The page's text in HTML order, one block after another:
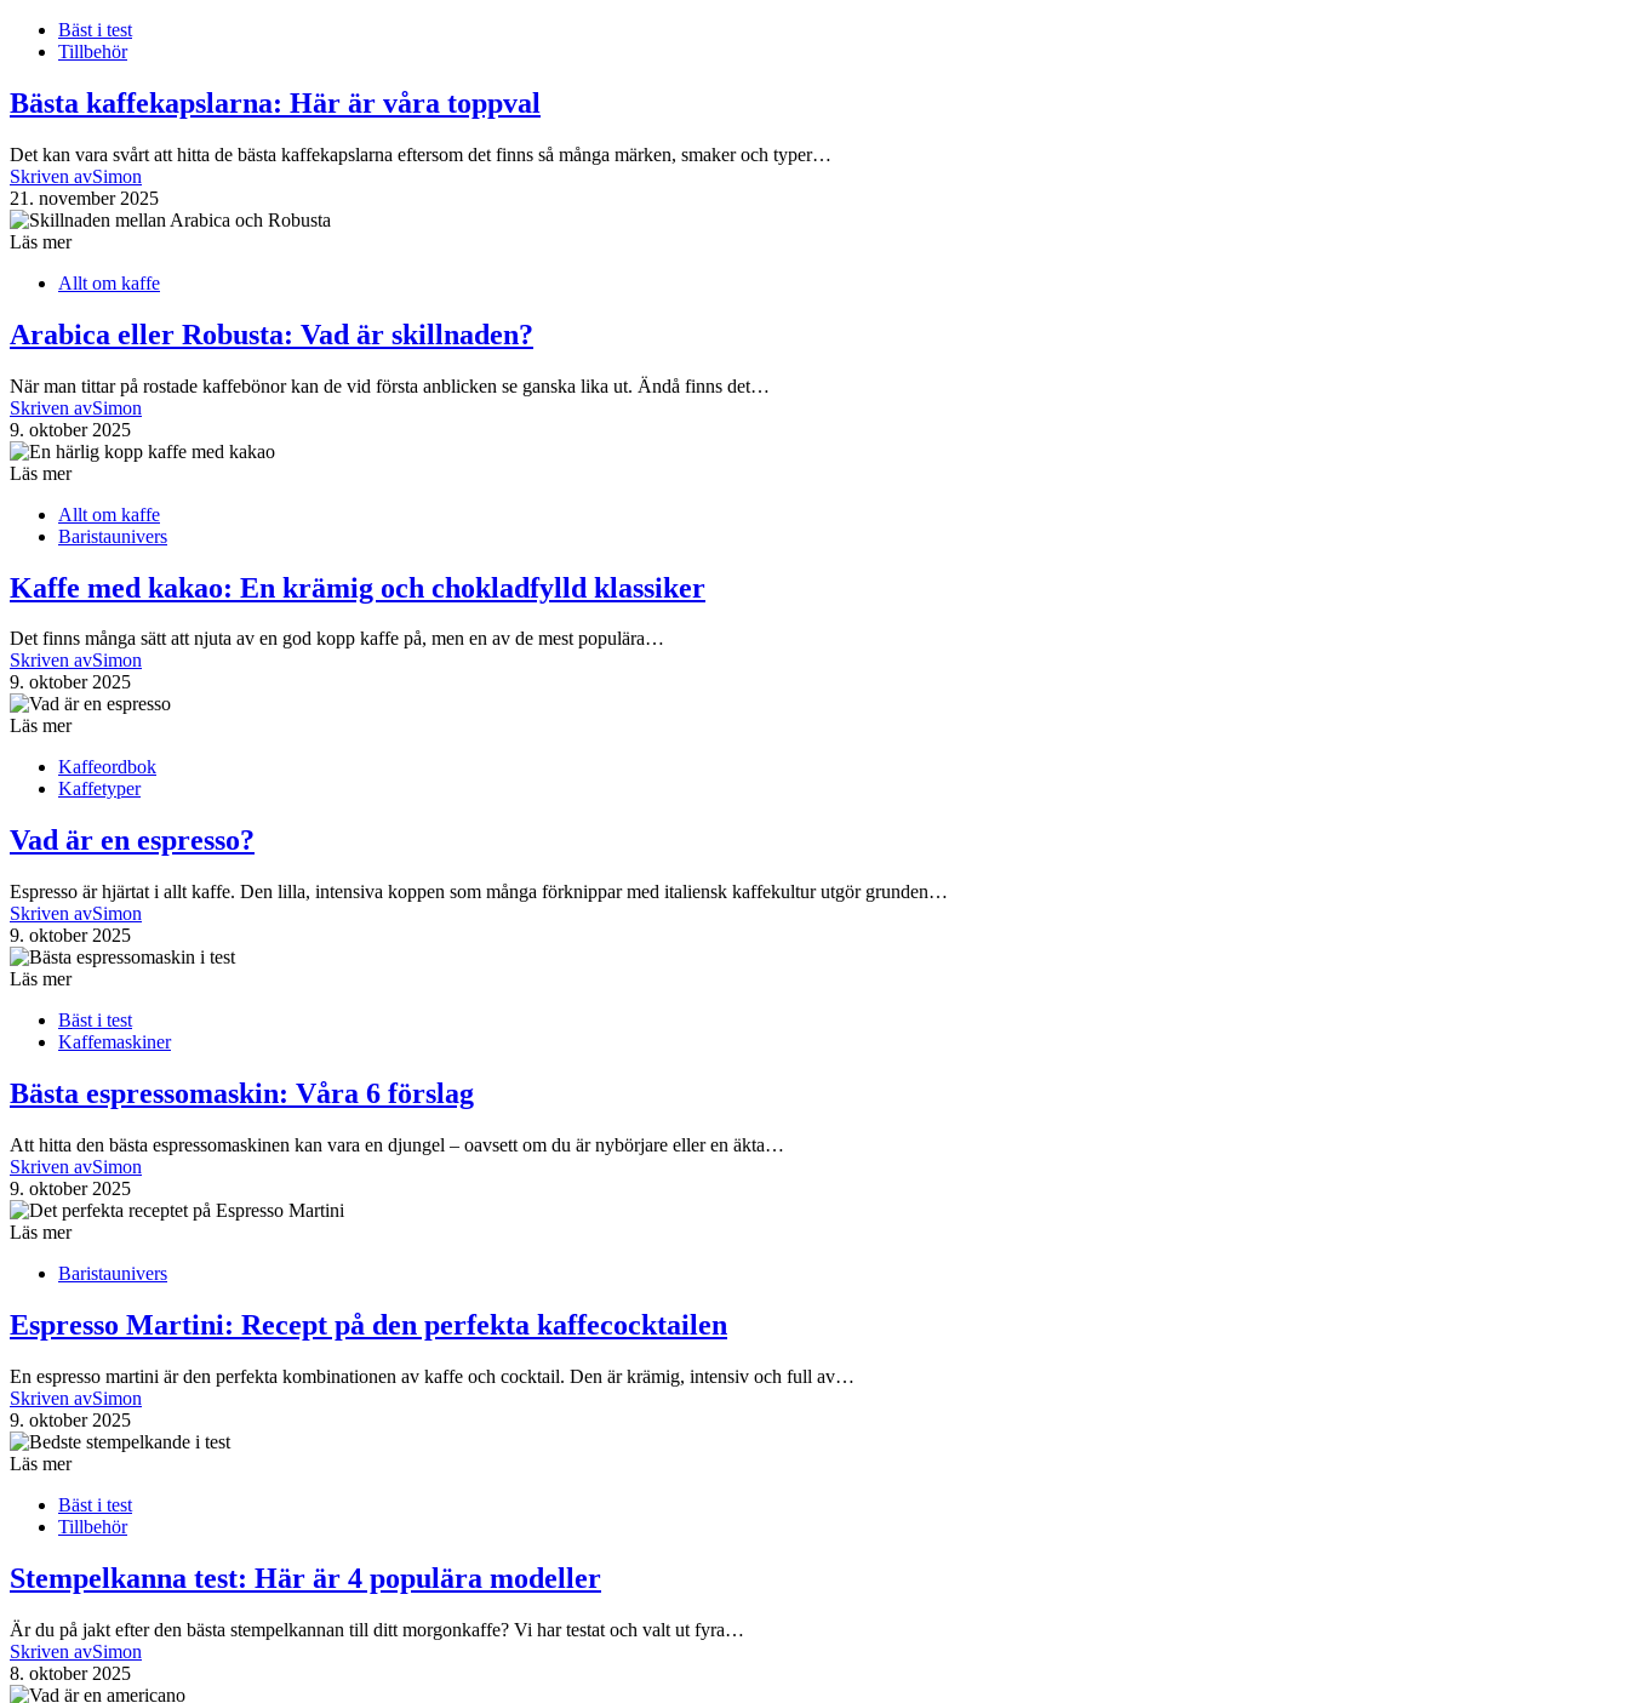
Bäst i test
Tillbehör
Bästa kaffekapslarna: Här är våra toppval
Det kan vara svårt att hitta de bästa kaffekapslarna eftersom det finns så många märken, smaker och typer…
Skriven avSimon
21. november 2025
Läs mer
Allt om kaffe
Arabica eller Robusta: Vad är skillnaden?
När man tittar på rostade kaffebönor kan de vid första anblicken se ganska lika ut. Ändå finns det…
Skriven avSimon
9. oktober 2025
Läs mer
Allt om kaffe
Baristaunivers
Kaffe med kakao: En krämig och chokladfylld klassiker
Det finns många sätt att njuta av en god kopp kaffe på, men en av de mest populära…
Skriven avSimon
9. oktober 2025
Läs mer
Kaffeordbok
Kaffetyper
Vad är en espresso?
Espresso är hjärtat i allt kaffe. Den lilla, intensiva koppen som många förknippar med italiensk kaffekultur utgör grunden…
Skriven avSimon
9. oktober 2025
Läs mer
Bäst i test
Kaffemaskiner
Bästa espressomaskin: Våra 6 förslag
Att hitta den bästa espressomaskinen kan vara en djungel – oavsett om du är nybörjare eller en äkta…
Skriven avSimon
9. oktober 2025
Läs mer
Baristaunivers
Espresso Martini: Recept på den perfekta kaffecocktailen
En espresso martini är den perfekta kombinationen av kaffe och cocktail. Den är krämig, intensiv och full av…
Skriven avSimon
9. oktober 2025
Läs mer
Bäst i test
Tillbehör
Stempelkanna test: Här är 4 populära modeller
Är du på jakt efter den bästa stempelkannan till ditt morgonkaffe? Vi har testat och valt ut fyra…
Skriven avSimon
8. oktober 2025